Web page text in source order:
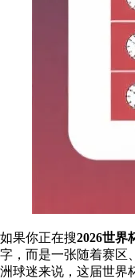
如果你正在搜2026世界
字，而是一张随着赛区
洲球迷来说，这届世界